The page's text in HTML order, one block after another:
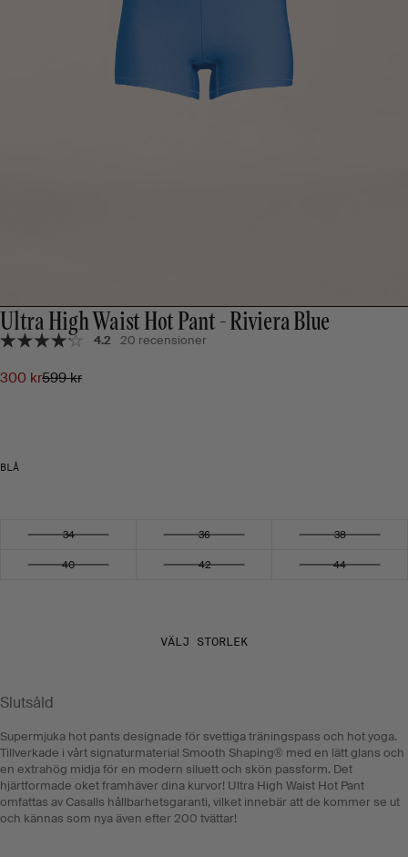
Ultra High Waist Hot Pant - Riviera Blue
4.2 20 recensioner
300 kr599 kr
BLÅ
Välj storlek
34 36 38
40 42 44
VÄLJ STORLEK
Slutsåld
Supermjuka hot pants designade för svettiga träningspass och hot yoga.
Tillverkade i vårt signaturmaterial Smooth Shaping® med en lätt glans och
en extrahög midja för en modern siluett och skön passform. Det
hjärtformade oket framhäver dina kurvor! Ultra High Waist Hot Pant
omfattas av Casalls hållbarhetsgaranti, vilket innebär att de kommer se ut
och kännas som nya även efter 200 tvättar!